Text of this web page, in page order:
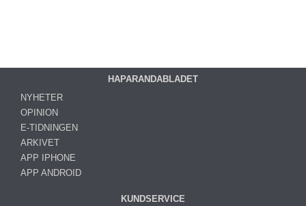
HAPARANDABLADET
NYHETER
OPINION
E-TIDNINGEN
ARKIVET
APP IPHONE
APP ANDROID
KUNDSERVICE